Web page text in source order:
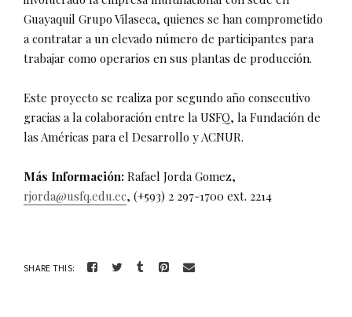
Guayaquil Grupo Vilaseca, quienes se han comprometido
a contratar a un elevado número de participantes para
trabajar como operarios en sus plantas de producción.
Este proyecto se realiza por segundo año consecutivo
gracias a la colaboración entre la USFQ, la Fundación de
las Américas para el Desarrollo y ACNUR.
Más Información: Rafael Jorda Gomez,
rjorda@usfq.edu.ec, (+593) 2 297-1700 ext. 2214
SHARE THIS: